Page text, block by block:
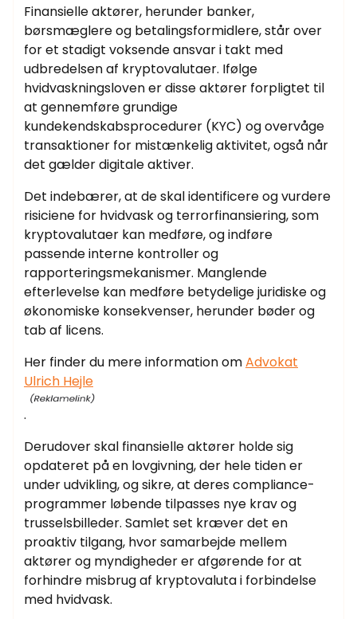
Finansielle aktører, herunder banker,
børsmæglere og betalingsformidlere, står over
for et stadigt voksende ansvar i takt med
udbredelsen af kryptovalutaer. Ifølge
hvidvaskningsloven er disse aktører forpligtet til
at gennemføre grundige
kundekendskabsprocedurer (KYC) og overvåge
transaktioner for mistænkelig aktivitet, også når
det gælder digitale aktiver.
Det indebærer, at de skal identificere og vurdere
risiciene for hvidvask og terrorfinansiering, som
kryptovalutaer kan medføre, og indføre
passende interne kontroller og
rapporteringsmekanismer. Manglende
efterlevelse kan medføre betydelige juridiske og
økonomiske konsekvenser, herunder bøder og
tab af licens.
Her finder du mere information omAdvokat
Ulrich Hejle
.
Derudover skal finansielle aktører holde sig
opdateret på en lovgivning, der hele tiden er
under udvikling, og sikre, at deres compliance-
programmer løbende tilpasses nye krav og
trusselsbilleder. Samlet set kræver det en
proaktiv tilgang, hvor samarbejde mellem
aktører og myndigheder er afgørende for at
forhindre misbrug af kryptovaluta i forbindelse
med hvidvask.